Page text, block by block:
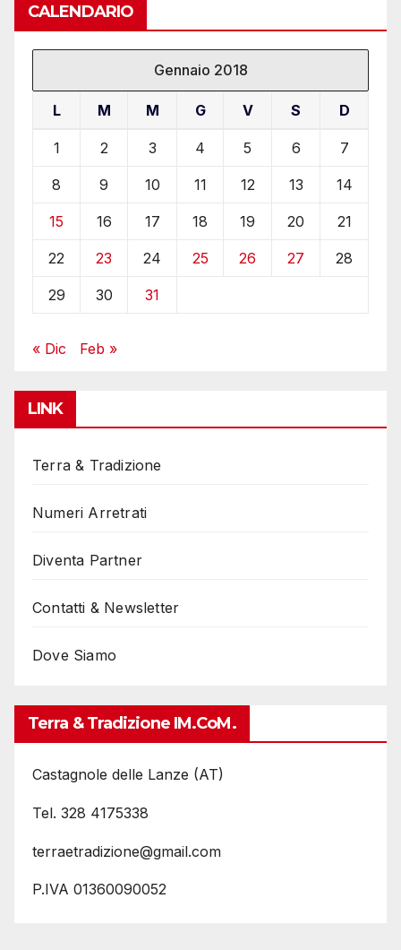
CALENDARIO
Gennaio 2018
L M M G V S D
1 2 3 4 5 6 7
8 9 10 11 12 13 14
15 16 17 18 19 20 21
22 23 24 25 26 27 28
29 30 31
« Dic Feb »
LINK
Terra & Tradizione
Numeri Arretrati
Diventa Partner
Contatti & Newsletter
Dove Siamo
Terra & Tradizione IM.coM.
Castagnole delle Lanze (AT)
Tel. 328 4175338
terraetradizione@gmail.com
P.IVA 01360090052